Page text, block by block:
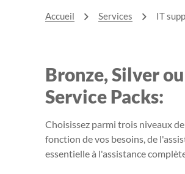
Accueil Services IT
Bronze, Silver
Service Packs:
Choisissez parmi trois niveaux
fonction de vos besoins, de
essentielle à l'assistance